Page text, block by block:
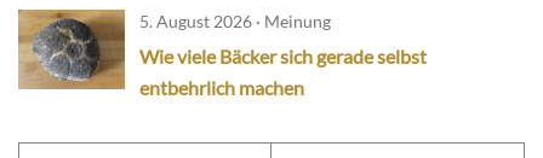
5. August 2026 · Meinung
Wie viele Bäcker sich gerade selbst
entbehrlich machen